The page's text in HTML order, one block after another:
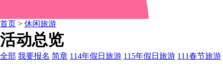
首页 > 休闲旅游
活动总览
全部 我要报名 简章 114年假日旅游 115年假日旅游 111春节旅游